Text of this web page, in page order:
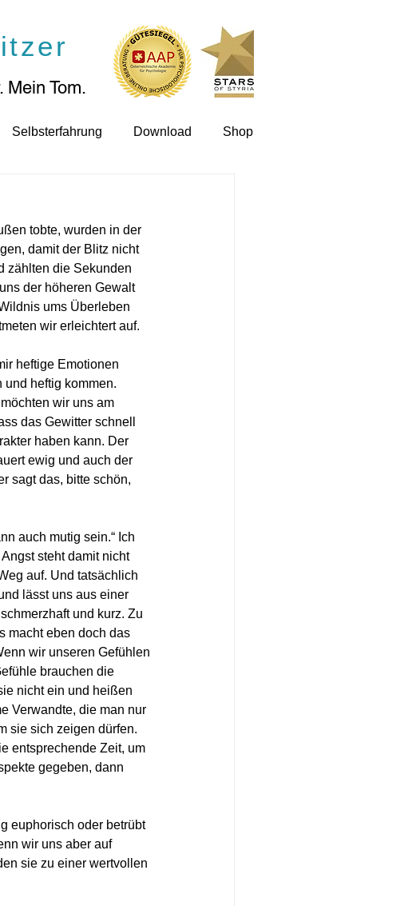
Mein Tom.
Selbsterfahrung Download Shop
tobte, wurden in der
damit der Blitz nicht
zählten die Sekunden
der höheren Gewalt
ums Überleben
wir erleichtert auf.
heftige Emotionen
heftig kommen.
wir uns am
das Gewitter schnell
haben kann. Der
ewig und auch der
sagt das, bitte schön,
auch mutig sein.“ Ich
steht damit nicht
auf. Und tatsächlich
lässt uns aus einer
und kurz. Zu
macht eben doch das
wir unseren Gefühlen
brauchen die
nicht ein und heißen
Verwandte, die man nur
sie sich zeigen dürfen.
entsprechende Zeit, um
gegeben, dann
euphorisch oder betrübt
wir uns aber auf
sie zu einer wertvollen